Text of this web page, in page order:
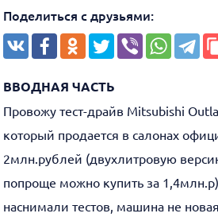
Поделиться с друзьями:
ВВОДНАЯ ЧАСТЬ
Провожу тест-драйв Mitsubishi
который продается в салонах
2млн.рублей (двухлитровую
попроще можно купить за
наснимали тестов, машина не